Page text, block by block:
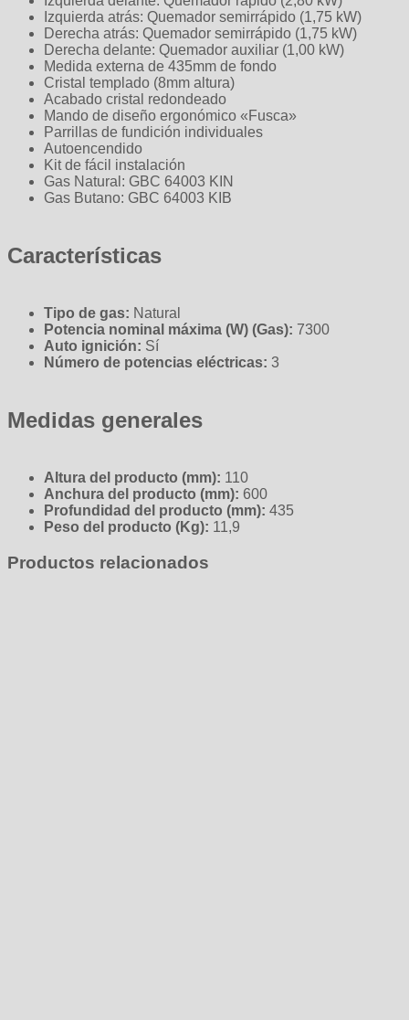
Izquierda atrás: Quemador semirrápido (1,75 kW)
Derecha atrás: Quemador semirrápido (1,75 kW)
Derecha delante: Quemador auxiliar (1,00 kW)
Medida externa de 435mm de fondo
Cristal templado (8mm altura)
Acabado cristal redondeado
Mando de diseño ergonómico «Fusca»
Parrillas de fundición individuales
Autoencendido
Kit de fácil instalación
Gas Natural: GBC 64003 KIN
Gas Butano: GBC 64003 KIB
Características
Tipo de gas: Natural
Potencia nominal máxima (W) (Gas): 7300
Auto ignición: Sí
Número de potencias eléctricas: 3
Medidas generales
Altura del producto (mm): 110
Anchura del producto (mm): 600
Profundidad del producto (mm): 435
Peso del producto (Kg): 11,9
Productos relacionados